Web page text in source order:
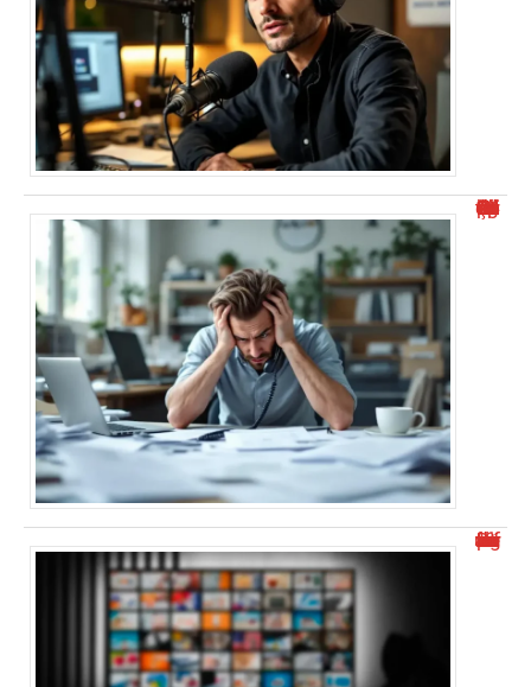
“Numéro de téléphone commençant par 0424 : Comment éviter le démarchage ?”
Découvrez malgrim.com et ses différents aspects